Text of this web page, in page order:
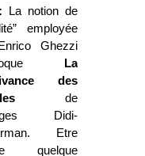
La notion de
employée
Ghezzi
La
des
de
Didi-
Etre
quelque